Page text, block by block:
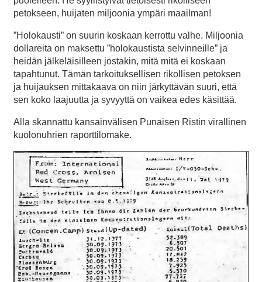
petokseen, huijaten miljoonia ympäri maailman!
”Holokausti” on suurin koskaan kerrottu valhe. Miljoonia
dollareita on maksettu ”holokaustista selvinneille” ja
heidän jälkeläisilleen jostakin, mitä mitä ei koskaan
tapahtunut. Tämän tarkoituksellisen rikollisen petoksen
ja huijauksen mittakaava on niin järkyttävän suuri, että
sen koko laajuutta ja syvyyttä on vaikea edes käsittää.
Alla skannattu kansainvälisen Punaisen Ristin virallinen
kuolonuhrien raporttilomake.